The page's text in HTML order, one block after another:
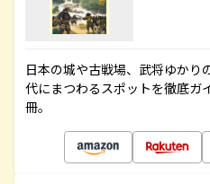
日本の城や古戦場、武将ゆかり
代にまつわるスポットを徹底ガ
冊。